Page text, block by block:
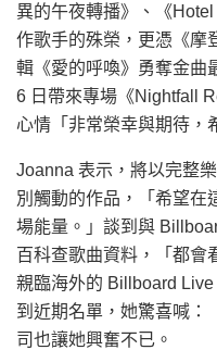
異的午夜轉播》、《
作歌手的殊榮，更憑《摩
輯《愛的呼喚》勇奪金曲
6 日帶來專場《Nightfall
心情「非常榮幸與期待，
Joanna 表示，將以完整
別觸動的作品，「希望在
場能量。」談到與
百科查歌曲資料，「都會
親臨海外的 Billboard
到近期名單，她驚喜喊：
司也讓她興奮不已。